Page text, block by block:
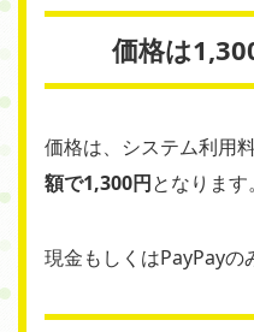
価格は
価格は、システム利用
額で1,300円となります。
現金もしくはPayPayの